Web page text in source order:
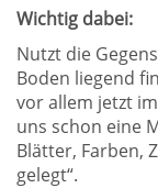
Wichtig dabei:
Nutzt die
Boden liegend
vor allem jetzt
uns schon eine
Blätter, Farben,
gelegt“.